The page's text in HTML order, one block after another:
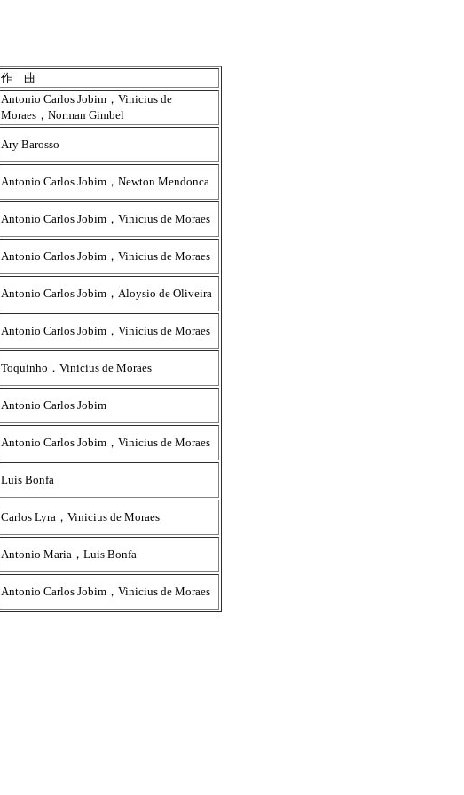
作 曲
Antonio Carlos Jobim，Vinicius de
Moraes，Norman Gimbel
Ary Barosso
Antonio Carlos Jobim，Newton Mendonca
Antonio Carlos Jobim，Vinicius de Moraes
Antonio Carlos Jobim，Vinicius de Moraes
Antonio Carlos Jobim，Aloysio de Oliveira
Antonio Carlos Jobim，Vinicius de Moraes
Toquinho．Vinicius de Moraes
Antonio Carlos Jobim
Antonio Carlos Jobim，Vinicius de Moraes
Luis Bonfa
Carlos Lyra，Vinicius de Moraes
Antonio Maria，Luis Bonfa
Antonio Carlos Jobim，Vinicius de Moraes